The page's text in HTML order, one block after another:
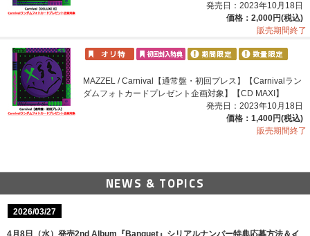
発売日：2023年10月18日
価格：2,000円(税込)
販売期間終了
MAZZEL / Carnival【通常盤・初回プレス】【Carnivalラン
ダムフォトカードプレゼント企画対象】【CD MAXI】
発売日：2023年10月18日
価格：1,400円(税込)
販売期間終了
NEWS & TOPICS
2026/03/27
4月8日（水）発売2nd Album『Banquet』シリアルナンバー特典応募方法＆イ